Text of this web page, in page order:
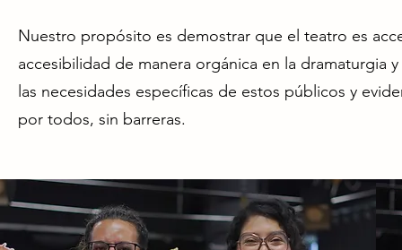
Nuestro propósito es demostrar que el teatro es
accesibilidad de manera orgánica en la dramaturgia
las necesidades específicas de estos públicos y
por todos, sin barreras.